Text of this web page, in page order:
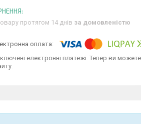
протягом 14 днів за домовленістю
електронні платежі. Тепер ви